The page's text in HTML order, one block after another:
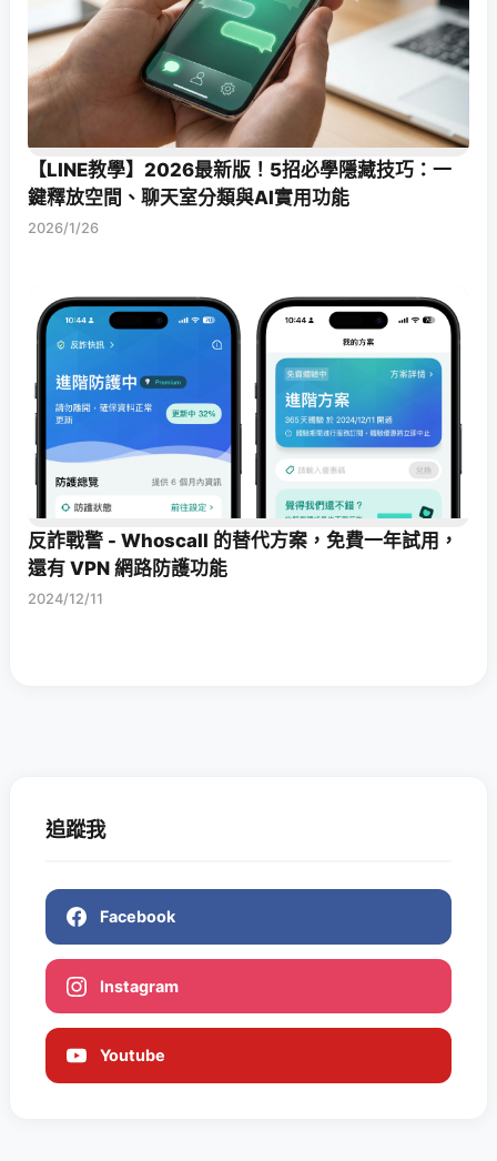
【LINE教學】2026最新版！5招必學隱藏技巧：一
鍵釋放空間、聊天室分類與AI實用功能
2026/1/26
反詐戰警 - Whoscall 的替代方案，免費一年試用，
還有 VPN 網路防護功能
2024/12/11
追蹤我
Facebook
Instagram
Youtube